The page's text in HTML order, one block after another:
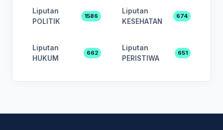
Liputan
POLITIK
1586
Liputan
KESEHATAN
674
Liputan
HUKUM
662
Liputan
PERISTIWA
651